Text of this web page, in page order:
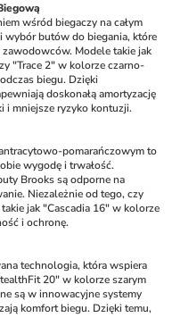
wśród biegaczy na całym
wybór butów do biegania, które
Modele takie jak
"Trace 2" w kolorze czarno-
biegu. Dzięki
doskonałą amortyzację
i mniejsze ryzyko kontuzji.
pomarańczowym to
wygodę i trwałość.
Brooks są odporne na
Niezależnie od tego, czy
jak "Cascadia 16" w kolorze
i ochronę.
technologia, która wspiera
20" w kolorze szarym
są w innowacyjne systemy
komfort biegu. Dzięki temu,